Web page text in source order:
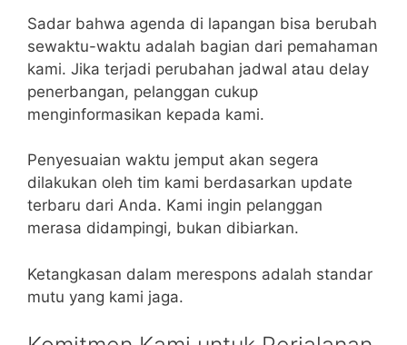
Sadar bahwa agenda di lapangan bisa berubah
sewaktu-waktu adalah bagian dari pemahaman
kami. Jika terjadi perubahan jadwal atau delay
penerbangan, pelanggan cukup
menginformasikan kepada kami.
Penyesuaian waktu jemput akan segera
dilakukan oleh tim kami berdasarkan update
terbaru dari Anda. Kami ingin pelanggan
merasa didampingi, bukan dibiarkan.
Ketangkasan dalam merespons adalah standar
mutu yang kami jaga.